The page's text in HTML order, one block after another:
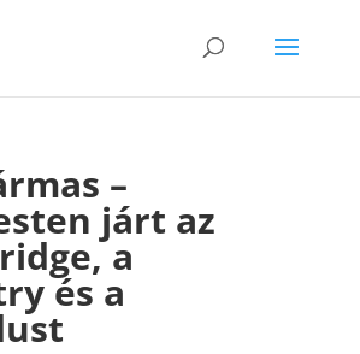
–
járt az
a
és a